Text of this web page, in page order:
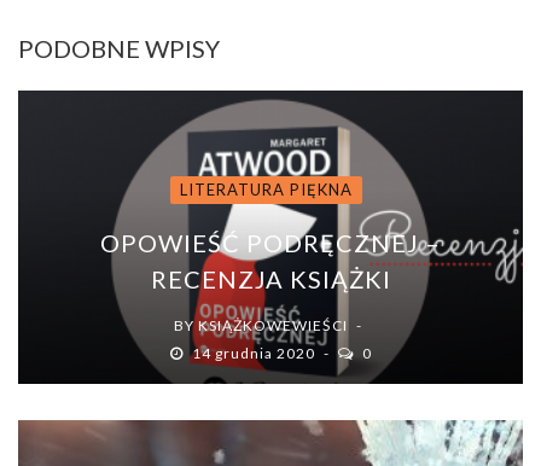
PODOBNE WPISY
LITERATURA PIĘKNA
OPOWIEŚĆ PODRĘCZNEJ –
RECENZJA KSIĄŻKI
BY KSIĄŻKOWEWIEŚCI
14 grudnia 2020
0